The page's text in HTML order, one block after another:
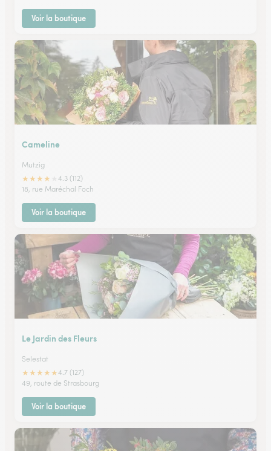
Voir la boutique
Cameline
Mutzig
★★★★
4.3 (112)
18, rue Maréchal Foch
Voir la boutique
Le Jardin des Fleurs
Selestat
★★★★★4.7 (127)
49, route de Strasbourg
Voir la boutique